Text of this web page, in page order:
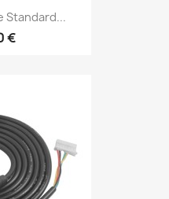
Standard...
€